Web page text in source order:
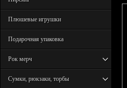
Плюшевые игрушки
Подарочная упаковка
Рок мерч
Сумки, рюкзаки, торбы